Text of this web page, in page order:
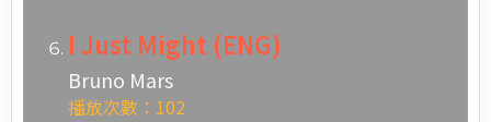
I Just Might (ENG)
Bruno Mars
播放次數：102